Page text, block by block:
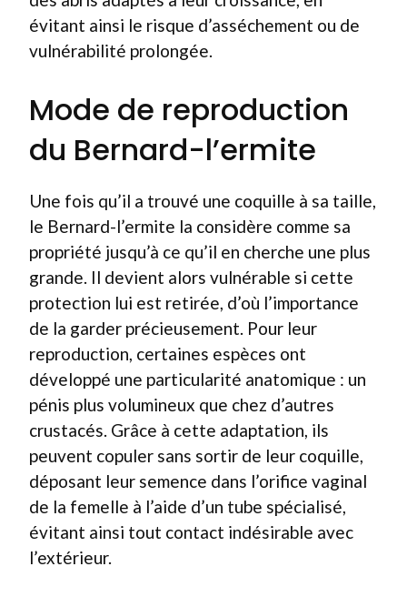
évitant ainsi le risque d’asséchement ou de
vulnérabilité prolongée.
Mode de reproduction
du Bernard-l’ermite
Une fois qu’il a trouvé une coquille à sa taille,
le Bernard-l’ermite la considère comme sa
propriété jusqu’à ce qu’il en cherche une plus
grande. Il devient alors vulnérable si cette
protection lui est retirée, d’où l’importance
de la garder précieusement. Pour leur
reproduction, certaines espèces ont
développé une particularité anatomique : un
pénis plus volumineux que chez d’autres
crustacés. Grâce à cette adaptation, ils
peuvent copuler sans sortir de leur coquille,
déposant leur semence dans l’orifice vaginal
de la femelle à l’aide d’un tube spécialisé,
évitant ainsi tout contact indésirable avec
l’extérieur.